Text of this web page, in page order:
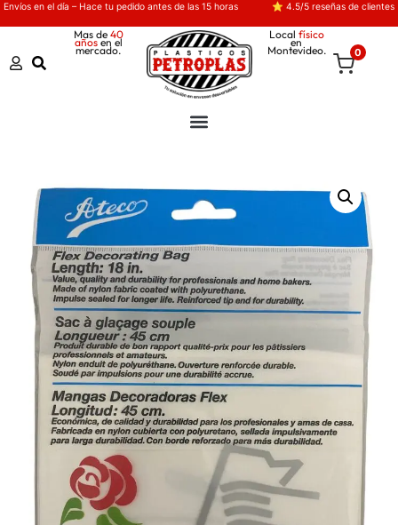
Envíos en el día – Hace tu pedido antes de las 15 horas ⭐ 4.5/5 reseñas de clientes
Mas de 40
añosen el
mercado.
Local físico
en
Montevideo. 0